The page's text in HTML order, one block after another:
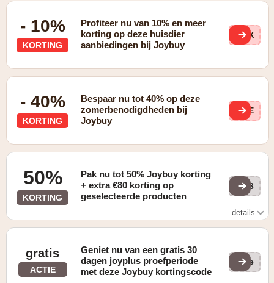
- 10%
KORTING
Profiteer nu van 10% en meer
korting op deze huisdier
aanbiedingen bij Joybuy
ghX
- 40%
KORTING
Bespaar nu tot 40% op deze
zomerbenodigdheden bij
Joybuy
JEE
50%
KORTING
Pak nu tot 50% Joybuy korting
+ extra €80 korting op
geselecteerde producten
z93
details
gratis
ACTIE
Geniet nu van een gratis 30
dagen joyplus proefperiode
met deze Joybuy kortingscode
(ge